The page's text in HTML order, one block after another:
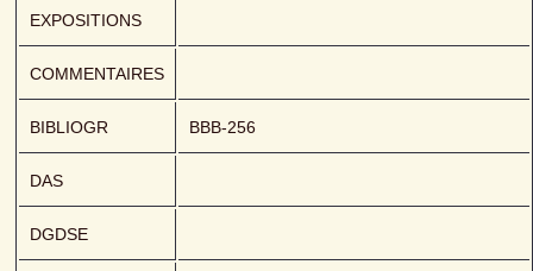
EXPOSITIONS
COMMENTAIRES
BIBLIOGR BBB-256
DAS
DGDSE